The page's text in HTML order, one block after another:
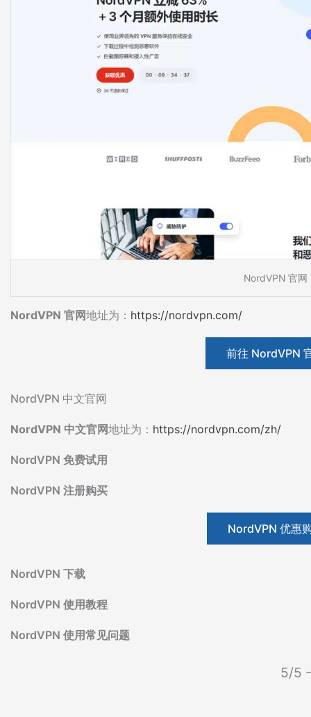
NordVPN 官网
NordVPN 官网地址为： https://nordvpn.com/
前往 NordVPN
NordVPN 中文官网
NordVPN 中文官网地址为： https://nordvpn.com/zh/
NordVPN 免费试用
NordVPN 注册购买
NordVPN 优惠
NordVPN 下载
NordVPN 使用教程
NordVPN 使用常见问题
5/5